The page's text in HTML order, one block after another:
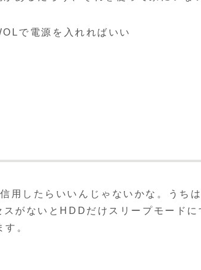
で電源を入れればいい
用したらいいんじゃないかな。うち
がないとHDDだけスリープモードに
。